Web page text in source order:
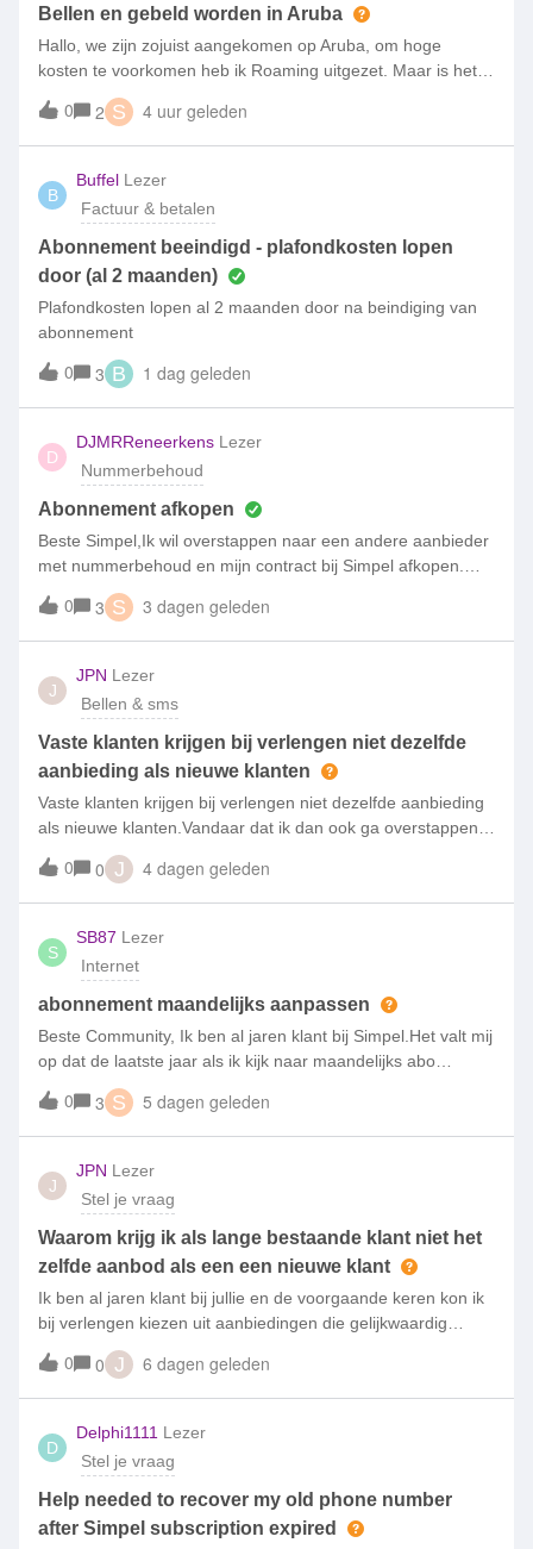
Bellen en gebeld worden in Aruba
Hallo, we zijn zojuist aangekomen op Aruba, om hoge
kosten te voorkomen heb ik Roaming uitgezet. Maar is het
nu zo dat ik daardoor zelf niet kan bellen of gebeld
worden? Moet ik Roaming aanzetten om zelf te bellen of om
gebeld te worden? Want dan zit
0 2 S 4 uur geleden
B
Buffel Lezer
Factuur & betalen
Abonnement beeindigd - plafondkosten lopen
door (al 2 maanden)
Plafondkosten lopen al 2 maanden door na beindiging van
abonnement
0 3 B 1 dag geleden
D
DJMRReneerkens Lezer
Nummerbehoud
Abonnement afkopen
Beste Simpel,Ik wil overstappen naar een andere aanbieder
met nummerbehoud en mijn contract bij Simpel afkopen.
Hoe kan ik dat doen en hoe wordt de afkoopsom berekend?
Gr Dave
0 3 S 3 dagen geleden
J
JPN Lezer
Bellen & sms
Vaste klanten krijgen bij verlengen niet dezelfde
aanbieding als nieuwe klanten
Vaste klanten krijgen bij verlengen niet dezelfde aanbieding
als nieuwe klanten.Vandaar dat ik dan ook ga overstappen
naar een andere aanbieder.
0 0 J 4 dagen geleden
S
SB87 Lezer
Internet
abonnement maandelijks aanpassen
Beste Community, Ik ben al jaren klant bij Simpel.Het valt mij
op dat de laatste jaar als ik kijk naar maandelijks abo
aanpassen (bellen, sms en data) dat de prijzen bijna gelijk
blijven.Vroeger, een paar jaar geleden was de prijsopbouw
veel logische
0 3 S 5 dagen geleden
J
JPN Lezer
Stel je vraag
Waarom krijg ik als lange bestaande klant niet het
zelfde aanbod als een een nieuwe klant
Ik ben al jaren klant bij jullie en de voorgaande keren kon ik
bij verlengen kiezen uit aanbiedingen die gelijkwaardig
waren als nieuwe klanten.Nu krijg ik een aanbod van 2
maanden gratis terwijl nieuwe klanten maar liefst een
aanbieding krijgen van
0 0 J 6 dagen geleden
D
Delphi1111 Lezer
Stel je vraag
Help needed to recover my old phone number
after Simpel subscription expired